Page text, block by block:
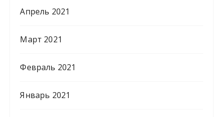
Апрель 2021
Март 2021
Февраль 2021
Январь 2021